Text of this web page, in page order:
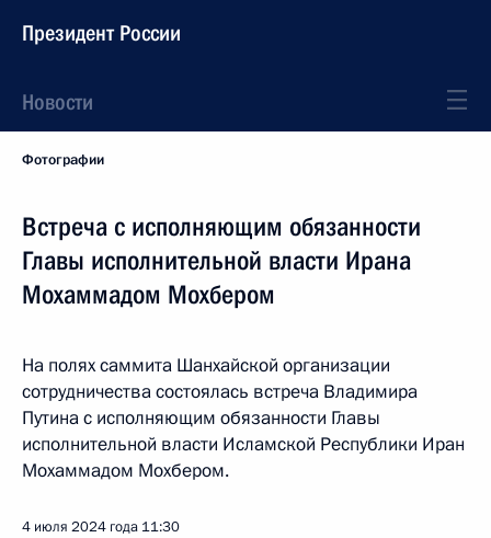
Президент России
Новости
Фотографии
Встреча с исполняющим обязанности
Главы исполнительной власти Ирана
Мохаммадом Мохбером
На полях саммита Шанхайской организации
сотрудничества состоялась встреча Владимира
Путина с исполняющим обязанности Главы
исполнительной власти Исламской Республики Иран
Мохаммадом Мохбером.
4 июля 2024 года 11:30